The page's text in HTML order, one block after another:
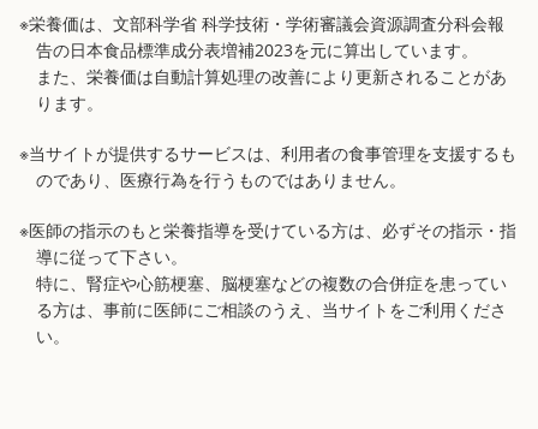
※栄養価は、文部科学省 科学技術・学術審議会資源調査分科会報
告の日本食品標準成分表増補2023を元に算出しています。
また、栄養価は自動計算処理の改善により更新されることがあ
ります。
※当サイトが提供するサービスは、利用者の食事管理を支援するも
のであり、医療行為を行うものではありません。
※医師の指示のもと栄養指導を受けている方は、必ずその指示・指
導に従って下さい。
特に、腎症や心筋梗塞、脳梗塞などの複数の合併症を患ってい
る方は、事前に医師にご相談のうえ、当サイトをご利用くださ
い。